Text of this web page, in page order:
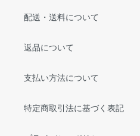
配送・送料について
返品について
支払い方法について
特定商取引法に基づく表記